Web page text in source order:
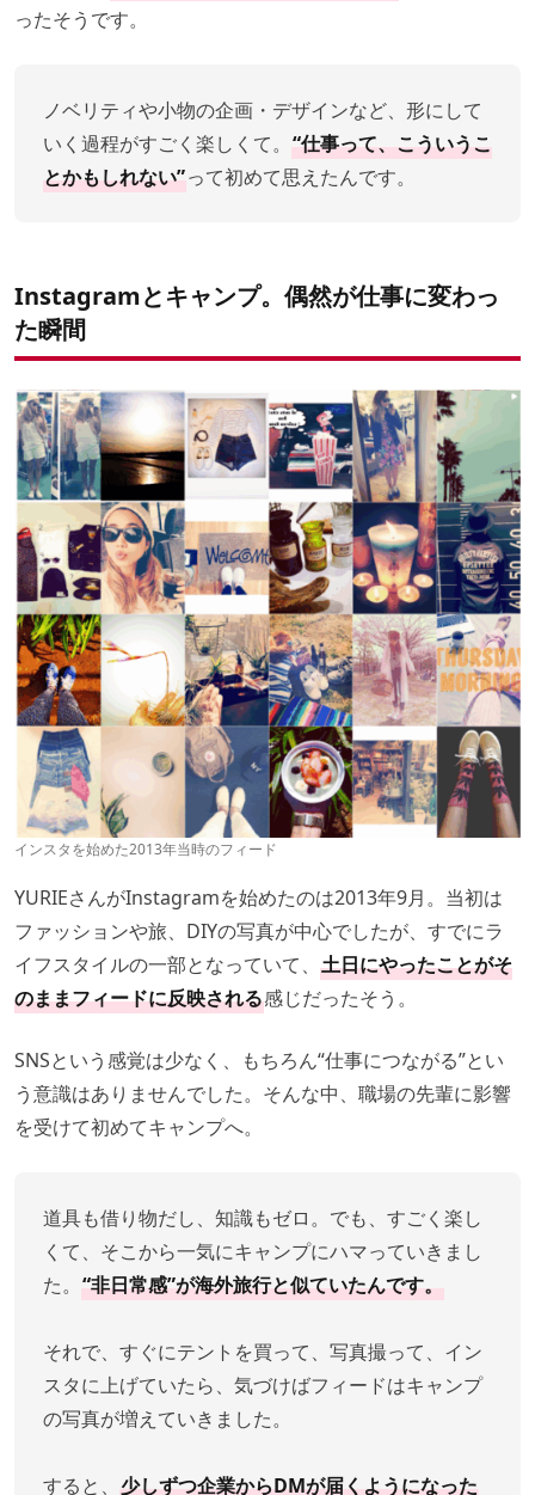
ったそうです。
ノベリティや小物の企画・デザインなど、形にして
いく過程がすごく楽しくて。 “仕事って、こういうこ
とかもしれない”って初めて思えたんです。
Instagramとキャンプ。偶然が仕事に変わっ
た瞬間
インスタを始めた2013年当時のフィード
YURIEさんがInstagramを始めたのは2013年9月。当初は
ファッションや旅、DIYの写真が中心でしたが、すでにラ
イフスタイルの一部となっていて、 土日にやったことがそ
のままフィードに反映される感じだったそう。
SNSという感覚は少なく、もちろん“仕事につながる”とい
う意識はありませんでした。そんな中、職場の先輩に影響
を受けて初めてキャンプへ。
道具も借り物だし、知識もゼロ。でも、すごく楽し
くて、そこから一気にキャンプにハマっていきまし
た。 “非日常感”が海外旅行と似ていたんです。
それで、すぐにテントを買って、写真撮って、イン
スタに上げていたら、気づけばフィードはキャンプ
の写真が増えていきました。
すると、 少しずつ企業からDMが届くようになった